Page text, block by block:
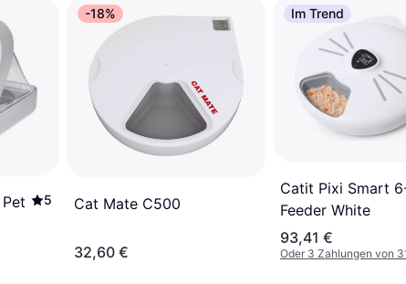
5
-18%
Cat Mate C500
32,60 €
Im Trend
Catit Pixi Smart
Feeder White
93,41 €
Oder 3 Zahlungen von